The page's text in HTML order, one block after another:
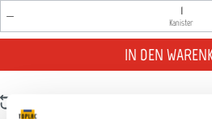
Produkt Anzahl: Gib den
Kanister
IN DEN